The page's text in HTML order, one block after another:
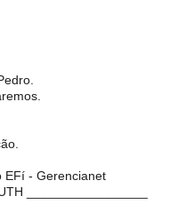
EFí - Gerencianet
_________________